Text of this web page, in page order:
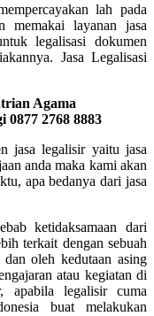
lah pada
memakai layanan jasa
legalisasi dokumen
Jasa Legalisasi
Agama
0877 2768 8883
jasa legalisir yaitu jasa
anda maka kami akan
apa bedanya dari jasa
ketidaksamaan dari
terkait dengan sebuah
oleh kedutaan asing
atau kegiatan di
apabila legalisir cuma
buat melakukan